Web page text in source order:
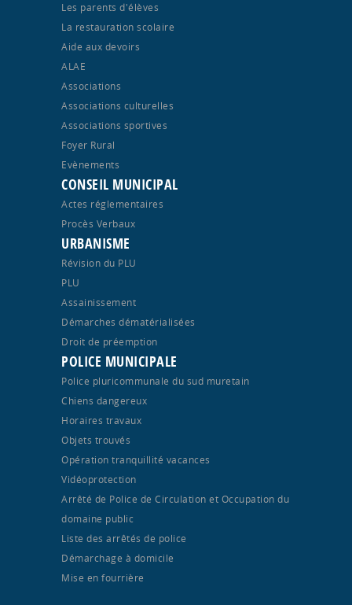
Les parents d'élèves
La restauration scolaire
Aide aux devoirs
ALAE
Associations
Associations culturelles
Associations sportives
Foyer Rural
Evènements
CONSEIL MUNICIPAL
Actes réglementaires
Procès Verbaux
URBANISME
Révision du PLU
PLU
Assainissement
Démarches dématérialisées
Droit de préemption
POLICE MUNICIPALE
Police pluricommunale du sud muretain
Chiens dangereux
Horaires travaux
Objets trouvés
Opération tranquillité vacances
Vidéoprotection
Arrêté de Police de Circulation et Occupation du
domaine public
Liste des arrêtés de police
Démarchage à domicile
Mise en fourrière